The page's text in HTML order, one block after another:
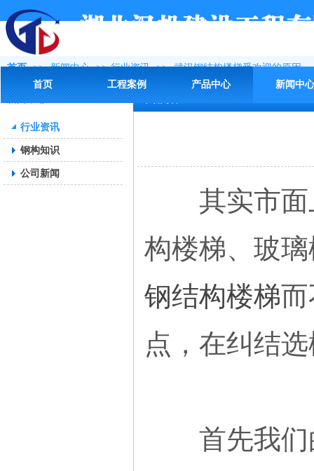
首页 工程案例 产品中心 新闻中心
首页 >> 新闻中心 >> 行业资讯 >> 武汉钢结构楼梯受欢迎的原因
新闻中心
行业资讯
钢构知识
公司新闻
详细内容
其实市面上
构楼梯、玻
钢结构楼梯
点，在纠结
首先我们的